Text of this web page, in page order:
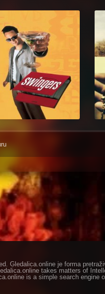
Gledalica.online je forma
takes matters of
is a simple search